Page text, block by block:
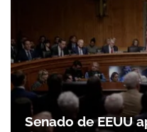
Senado de EEUU